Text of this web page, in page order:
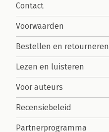
Contact
Voorwaarden
Bestellen en retourneren
Lezen en luisteren
Voor auteurs
Recensiebeleid
Partnerprogramma